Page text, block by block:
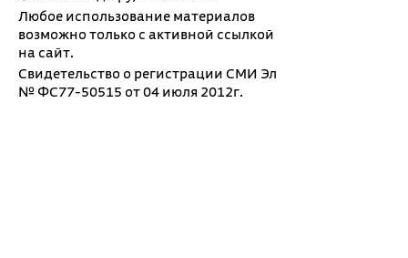
Любое использование материалов
возможно только с активной ссылкой
на сайт.
Свидетельство о регистрации СМИ Эл
№ ФС77-50515 от 04 июля 2012г.